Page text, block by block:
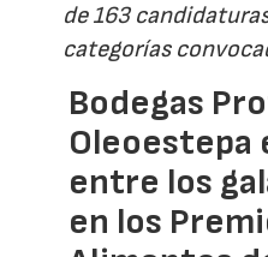
de 163
categorías
Bodegas
entre los
en los